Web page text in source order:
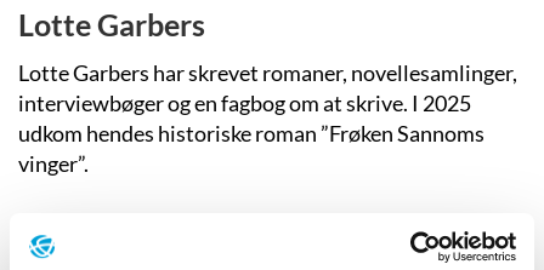
Lotte Garbers
Lotte Garbers har skrevet romaner, novellesamlinger,
interviewbøger og en fagbog om at skrive. I 2025
udkom hendes historiske roman ”Frøken Sannoms
vinger”.
Edith Södergran